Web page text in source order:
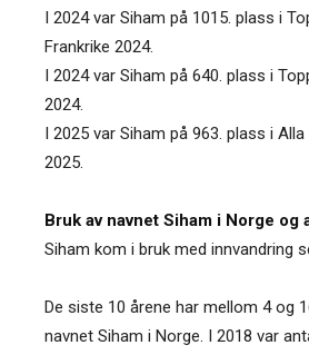
I 2024 var Siham på 1015. plass i
Frankrike 2024.
I 2024 var Siham på 640. plass i
2024.
I 2025 var Siham på 963. plass i
2025.
Bruk av navnet Siham i Norge og
Siham kom i bruk med innvandring
De siste 10 årene har mellom 4 og
navnet Siham i Norge. I 2018 var